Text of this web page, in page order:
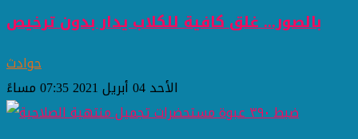
بالصور... غلق كافية للكلاب يدار بدون ترخيص
حوادث
الأحد 04 أبريل 2021 07:35 مساءً